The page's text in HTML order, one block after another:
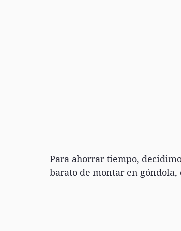
Para ahorrar tiempo,
barato de montar en góndola,